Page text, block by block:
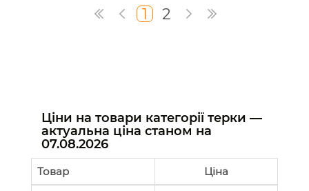
1 2
Ціни на товари категорії терки —
актуальна ціна станом на
07.08.2026
Товар Ціна